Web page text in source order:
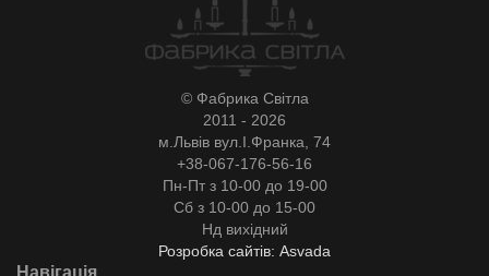
© Фабрика Світла
2011 - 2026
м.Львів вул.І.Франка, 74
+38-067-176-56-16
Пн-Пт з 10-00 до 19-00
Сб з 10-00 до 15-00
Нд вихідний
Розробка сайтів: Asvada
Навігація